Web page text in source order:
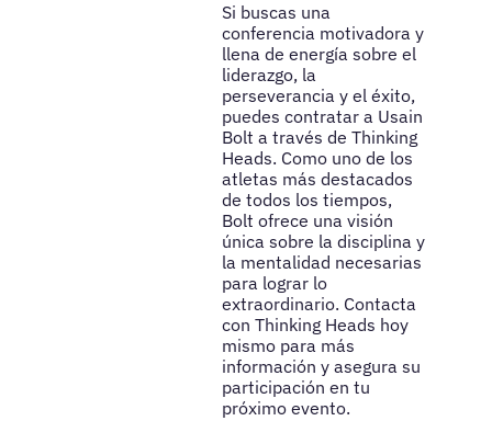
Si buscas una
conferencia motivadora y
llena de energía sobre el
liderazgo, la
perseverancia y el éxito,
puedes contratar a Usain
Bolt a través de Thinking
Heads. Como uno de los
atletas más destacados
de todos los tiempos,
Bolt ofrece una visión
única sobre la disciplina y
la mentalidad necesarias
para lograr lo
extraordinario. Contacta
con Thinking Heads hoy
mismo para más
información y asegura su
participación en tu
próximo evento.